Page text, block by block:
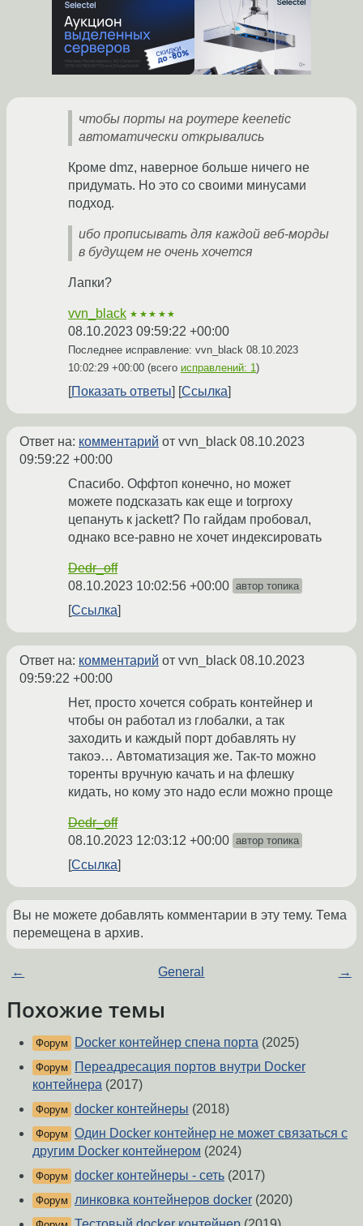
чтобы порты на роутере keenetic
автоматически открывались
Кроме dmz, наверное больше ничего не
придумать. Но это со своими минусами
подход.
ибо прописывать для каждой веб-морды
в будущем не очень хочется
Лапки?
vvn_black ★★★★★
08.10.2023 09:59:22 +00:00
Последнее исправление: vvn_black 08.10.2023
10:02:29 +00:00 (всего исправлений: 1)
Показать ответы Ссылка
Ответ на: комментарий от vvn_black 08.10.2023
09:59:22 +00:00
Спасибо. Оффтоп конечно, но может
можете подсказать как еще и torproxy
цепануть к jackett? По гайдам пробовал,
однако все-равно не хочет индексировать
Dedr_off
08.10.2023 10:02:56 +00:00 автор топика
Ссылка
Ответ на: комментарий от vvn_black 08.10.2023
09:59:22 +00:00
Нет, просто хочется собрать контейнер и
чтобы он работал из глобалки, а так
заходить и каждый порт добавлять ну
такоэ… Автоматизация же. Так-то можно
торенты вручную качать и на флешку
кидать, но кому это надо если можно проще
Dedr_off
08.10.2023 12:03:12 +00:00 автор топика
Ссылка
Вы не можете добавлять комментарии в эту тему. Тема
перемещена в архив.
← General →
Похожие темы
Форум Docker контейнер спена порта (2025)
Форум
Переадресация портов внутри Docker
контейнера (2017)
Форум docker контейнеры (2018)
Форум Один Docker контейнер не может связаться с
другим Docker контейнером (2024)
Форум docker контейнеры - сеть (2017)
Форум линковка контейнеров docker (2020)